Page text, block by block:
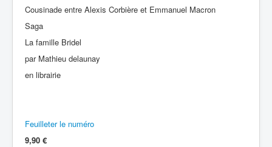
Cousinade entre Alexis Corbière et Emmanuel Macron
Saga
La famille Bridel
par Mathieu delaunay
en librairie
Feuilleter le numéro
9,90 €